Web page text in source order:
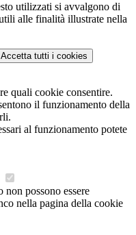
utilizzati si avvalgono di
alle finalità illustrate nella
Accetta tutti i cookies
quali cookie consentire.
il funzionamento della
al funzionamento potete
possono essere
nella pagina della cookie